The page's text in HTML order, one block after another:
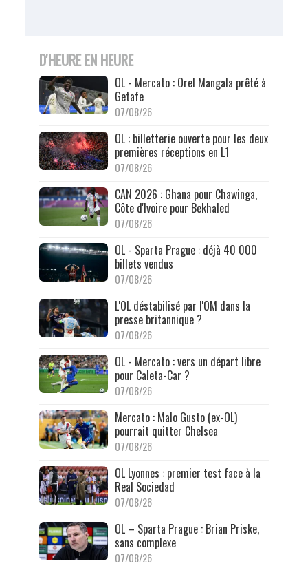
D'HEURE EN HEURE
OL - Mercato : Orel Mangala prêté à
Getafe
07/08/26
OL : billetterie ouverte pour les deux
premières réceptions en L1
07/08/26
CAN 2026 : Ghana pour Chawinga,
Côte d'Ivoire pour Bekhaled
07/08/26
OL - Sparta Prague : déjà 40 000
billets vendus
07/08/26
L'OL déstabilisé par l'OM dans la
presse britannique ?
07/08/26
OL - Mercato : vers un départ libre
pour Caleta-Car ?
07/08/26
Mercato : Malo Gusto (ex-OL)
pourrait quitter Chelsea
07/08/26
OL Lyonnes : premier test face à la
Real Sociedad
07/08/26
OL – Sparta Prague : Brian Priske,
sans complexe
07/08/26